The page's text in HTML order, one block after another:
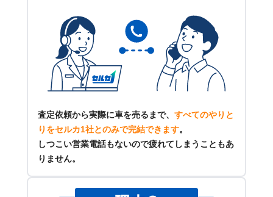
査定依頼から実際に車を売るまで、 すべてのやりと
りをセルカ1社とのみで完結できます。
しつこい営業電話もないので疲れてしまうこともあ
りません。